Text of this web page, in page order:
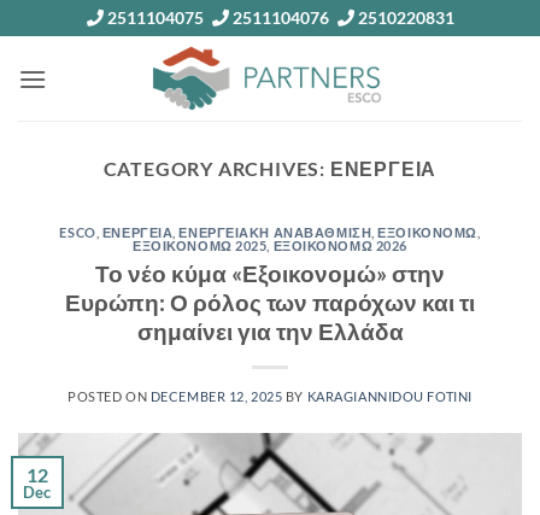
to
content
2511104075 2511104076 2510220831
CATEGORY ARCHIVES: ΕΝΕΡΓΕΙΑ
ESCO ΕΝΕΡΓΕΙΑ ,ΕΝΕΡΓΕΙΑΚΗ ΑΝΑΒΑΘΜΙΣΗ ,ΕΞΟΙΚΟΝΟΜΩ
ΕΞΟΙΚΟΝΟΜΩ 2025 ΕΞΟΙΚΟΝΟΜΩ 2026
Το νέο κύμα «Εξοικονομώ» στην
Ευρώπη: Ο ρόλος των παρόχων και τι
σημαίνει για την Ελλάδα
POSTED ON DECEMBER 12, 2025 BY KARAGIANNIDOU FOTINI
12
Dec